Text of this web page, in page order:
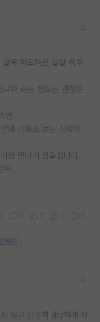
로 피드백은 살살 해주
다 하는 정도는 괜찮은
면
의 기회로 보는 시각이
람 만나기 힘들겁니다.
.
하기
않고 단순히 dry하게 작